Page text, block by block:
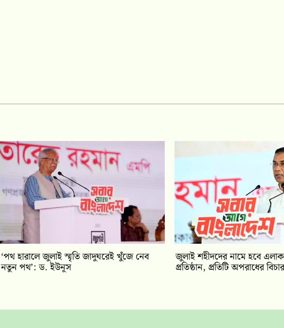
‘পথ হারালে জুলাই স্মৃতি জাদুঘরেই খুঁজে নেব
নতুন পথ’: ড. ইউনূস
জুলাই শহীদদের নামে হবে
প্রতিষ্ঠান, প্রতিটি অপরাধের